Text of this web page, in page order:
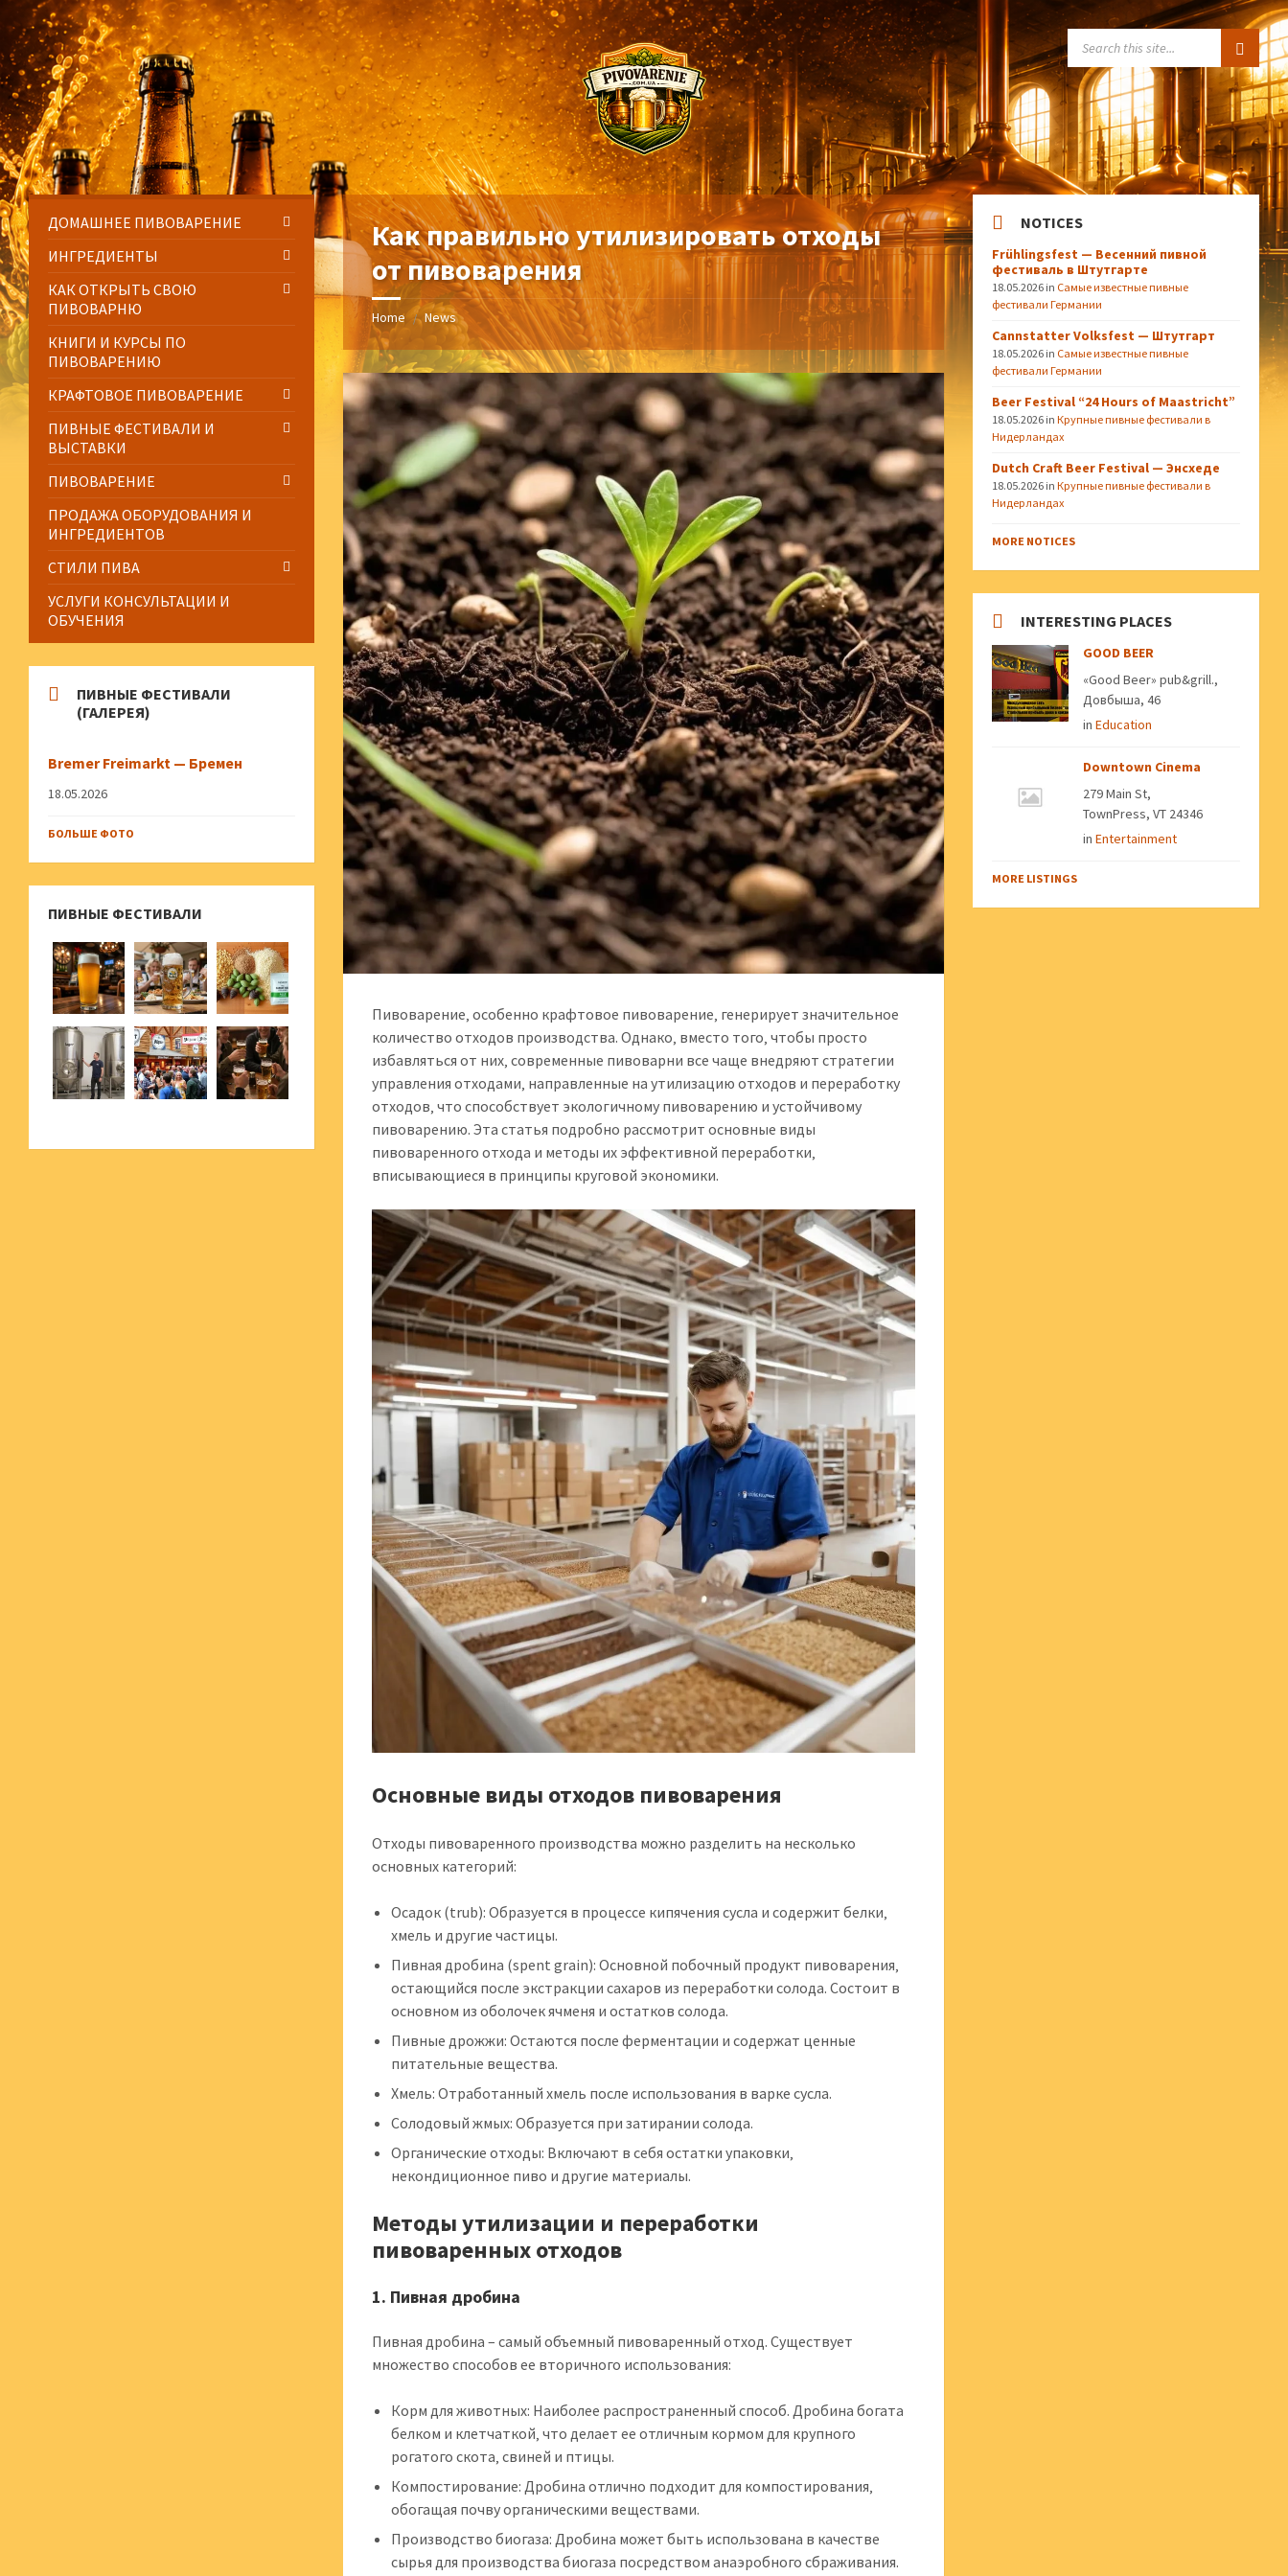
to
content
to
left
sidebar
to
right
sidebar
to
footer
Как правильно утилизировать отходы
от пивоварения
Home / News
Пивоварение‚ особенно крафтовое пивоварение‚ генерирует значительное
количество отходов производства. Однако‚ вместо того‚ чтобы просто
избавляться от них‚ современные пивоварни все чаще внедряют стратегии
управления отходами‚ направленные на утилизацию отходов и переработку
отходов‚ что способствует экологичному пивоварению и устойчивому
пивоварению. Эта статья подробно рассмотрит основные виды
пивоваренного отхода и методы их эффективной переработки‚
вписывающиеся в принципы круговой экономики.
Основные виды отходов пивоварения
Отходы пивоваренного производства можно разделить на несколько
основных категорий:
Осадок (trub): Образуется в процессе кипячения сусла и содержит белки‚
хмель и другие частицы.
Пивная дробина (spent grain): Основной побочный продукт пивоварения‚
остающийся после экстракции сахаров из переработки солода. Состоит в
основном из оболочек ячменя и остатков солода.
Пивные дрожжи: Остаются после ферментации и содержат ценные
питательные вещества.
Хмель: Отработанный хмель после использования в варке сусла.
Солодовый жмых: Образуется при затирании солода.
Органические отходы: Включают в себя остатки упаковки‚
некондиционное пиво и другие материалы.
Методы утилизации и переработки
пивоваренных отходов
1. Пивная дробина
Пивная дробина – самый объемный пивоваренный отход. Существует
множество способов ее вторичного использования:
Корм для животных: Наиболее распространенный способ. Дробина богата
белком и клетчаткой‚ что делает ее отличным кормом для крупного
рогатого скота‚ свиней и птицы.
Компостирование: Дробина отлично подходит для компостирования‚
обогащая почву органическими веществами.
Производство биогаза: Дробина может быть использована в качестве
сырья для производства биогаза посредством анаэробного сбраживания.
ДОМАШНЕЕ ПИВОВАРЕНИЕ
ИНГРЕДИЕНТЫ
КАК ОТКРЫТЬ СВОЮ
ПИВОВАРНЮ
КНИГИ И КУРСЫ ПО
ПИВОВАРЕНИЮ
КРАФТОВОЕ ПИВОВАРЕНИЕ
ПИВНЫЕ ФЕСТИВАЛИ И
ВЫСТАВКИ
ПИВОВАРЕНИЕ
ПРОДАЖА ОБОРУДОВАНИЯ И
ИНГРЕДИЕНТОВ
СТИЛИ ПИВА
УСЛУГИ КОНСУЛЬТАЦИИ И
ОБУЧЕНИЯ
ПИВНЫЕ ФЕСТИВАЛИ
(ГАЛЕРЕЯ)
Bremer Freimarkt — Бремен
18.05.2026
БОЛЬШЕ ФОТО
ПИВНЫЕ ФЕСТИВАЛИ
NOTICES
Frühlingsfest — Весенний пивной
фестиваль в Штутгарте
18.05.2026 in Самые известные пивные
фестивали Германии
Cannstatter Volksfest — Штутгарт
18.05.2026 in Самые известные пивные
фестивали Германии
Beer Festival “24 Hours of Maastricht”
18.05.2026 inКрупные пивные фестивали в
Нидерландах
Dutch Craft Beer Festival — Энсхеде
18.05.2026 inКрупные пивные фестивали в
Нидерландах
MORE NOTICES
INTERESTING PLACES
GOOD BEER
«Good Beer» pub&grill.,
Довбыша, 46
inEducation
Downtown Cinema
279 Main St,
TownPress, VT 24346
inEntertainment
MORE LISTINGS